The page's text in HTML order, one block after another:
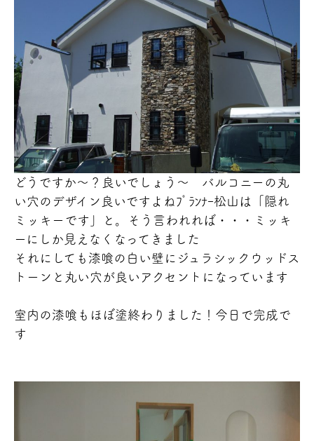
どうですか～？良いでしょう～
バルコニーの丸
い穴のデザイン良いですよね ﾌﾟﾗﾝﾅｰ松山は「隠れ
ミッキーです
」と。そう言われれば・・・ミッキ
ーにしか見えなくなってきました
それにしても漆喰の白い壁にジュラシックウッドス
トーンと丸い穴が良いアクセントになっています
室内の漆喰もほぼ塗終わりました！今日で完成で
す